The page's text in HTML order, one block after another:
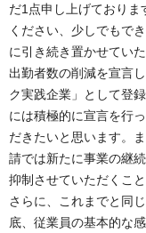
だ1点申し上げており
ください、少しでもで
に引き続き置かせてい
出勤者数の削減を宣言
ク実践企業」として登
には積極的に宣言を行
だきたいと思います。
請では新たに事業の継
抑制させていただくこ
さらに、これまでと同
底、従業員の基本的な